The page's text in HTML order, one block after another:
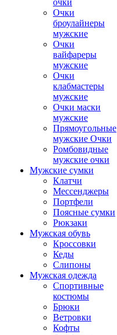
очки
Очки
броулайнеры
мужские
Очки
вайфареры
мужские
Очки
клабмастеры
мужские
Очки маски
мужские
Прямоугольные
мужские Очки
Ромбовидные
мужские очки
Мужские сумки
Клатчи
Мессенджеры
Портфели
Поясные сумки
Рюкзаки
Мужская обувь
Кроссовки
Кеды
Слипоны
Мужская одежда
Спортивные
костюмы
Брюки
Ветровки
Кофты